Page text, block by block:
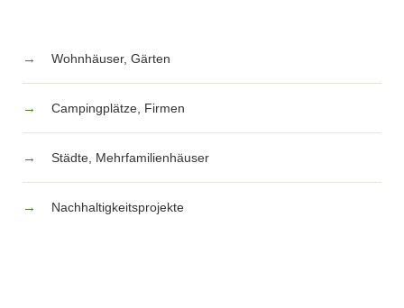
→ Wohnhäuser, Gärten
→ Campingplätze, Firmen
→ Städte, Mehrfamilienhäuser
→ Nachhaltigkeitsprojekte